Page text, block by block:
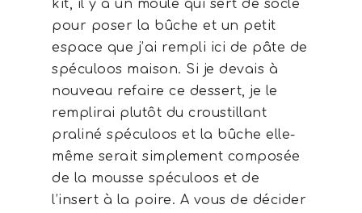
kit, il y a un moule qui sert de socle
pour poser la bûche et un petit
espace que j’ai rempli ici de pâte de
spéculoos maison. Si je devais à
nouveau refaire ce dessert, je le
remplirai plutôt du croustillant
praliné spéculoos et la bûche elle-
même serait simplement composée
de la mousse spéculoos et de
l’insert à la poire. A vous de décider